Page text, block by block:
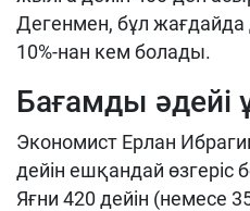
Дегенмен, бұл жағдайда
10%-нан кем болады.
Бағамды әдейі
Экономист Ерлан
дейін ешқандай
Яғни 420 дейін (немесе